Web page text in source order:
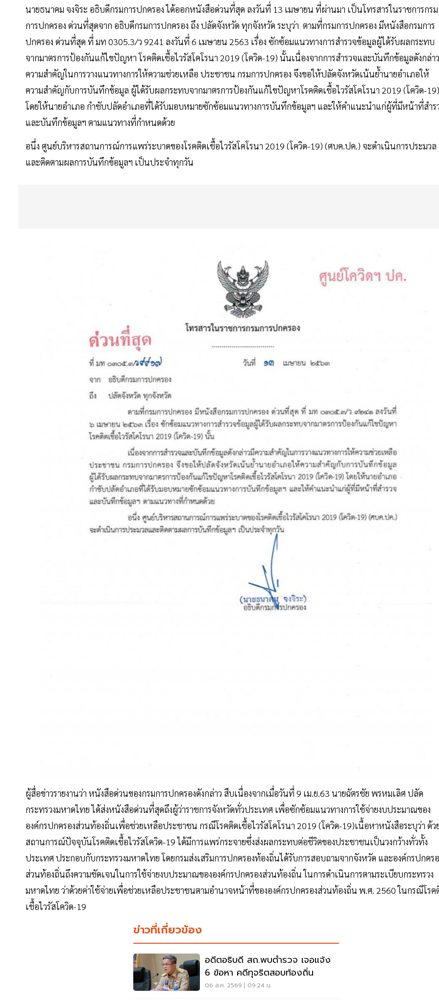
นายธนาคม จงจิระ อธิบดีกรมการปกครอง ได้ออกหนังสือด่วนที่สุด ลงวันที่ 13 เมษายน ที่ผ่านมา เป็นโทรสารในราชการกรม
การปกครอง ด่วนที่สุดจาก อธิบดีกรมการปกครอง ถึง ปลัดจังหวัด ทุกจังหวัด ระบุว่า ตามที่กรมการปกครอง มีหนังสือกรมการ
ปกครอง ด่วนที่สุด ที่ มท 0305.3/ว 9241 ลงวันที่ 6 เมษายน 2563 เรื่อง ซักซ้อมแนวทางการสํารวจข้อมูลผู้ได้รับผลกระทบ
จากมาตรการป้องกันแก้ไขปัญหา โรคติดเชื้อไวรัสโคโรนา 2019 (โควิด-19) นั้นเนื่องจากการสํารวจและบันทึกข้อมูลดังกล่า
ความสําคัญในการวางแนวทางการให้ความช่วยเหลือ ประชาชน กรมการปกครอง จึงขอให้ปลัดจังหวัดเน้นย้ำนายอําเภอให้
ความสําคัญกับการบันทึกข้อมูล ผู้ได้รับผลกระทบจากมาตรการป้องกันแก้ไขปัญหาโรคติดเชื้อไวรัสโคโรนา 2019 (โควิด-19)
โดยให้นายอําเภอ กําชับปลัดอําเภอที่ได้รับมอบหมายซักซ้อมแนวทางการบันทึกข้อมูลฯ และให้คําแนะนําแก่ผู้ที่มีหน้าที่สําร
และบันทึกข้อมูลฯ ตามแนวทางที่กําหนดด้วย
อนึ่ง ศูนย์บริหารสถานการณ์การแพร่ระบาดของโรคติดเชื้อไวรัสโคโรนา 2019 (โควิด-19) (ศบค.ปค.) จะดําเนินการประมวล
และติดตามผลการบันทึกข้อมูลฯ เป็นประจําทุกวัน
ผู้สื่อข่าวรายงานว่า หนังสือด่วนของกรมการปกครองดังกล่าว สืบเนื่องจากเมื่อวันที่ 9 เม.ย.63 นายฉัตรชัย พรหมเลิศ ปลัด
กระทรวงมหาดไทย ได้ส่งหนังสือด่วนที่สุดถึงผู้ว่าราชการจังหวัดทั่วประเทศ เพื่อซักซ้อมแนวทางการใช้จ่ายงบประมาณของ
องค์กรปกครองส่วนท้องถิ่นเพื่อช่วยเหลือประชาชน กรณีโรคติดเชื้อไวรัสโคโรนา 2019 (โควิด-19)เนื้อหาหนังสือระบุว่า ด้ว
สถานการณ์ปัจจุบันโรคติดเชื้อไวรัสโควิด-19 ได้มีการแพร่กระจายซึ่งส่งผลกระทบต่อชีวิตของประชาชนเป็นวงกว้างทั่วทั้ง
ประเทศ ประกอบกับกระทรวงมหาดไทย โดยกรมส่งเสริมการปกครองท้องถิ่นได้รับการสอบถามจากจังหวัด และองค์กรปกคร
ส่วนท้องถิ่นถึงความชัดเจนในการใช้จ่ายงบประมาณขององค์กรปกครองส่วนท้องถิ่น ในการดำเนินการตามระเบียบกระทรวง
มหาดไทย ว่าด้วยค่าใช้จ่ายเพื่อช่วยเหลือประชาชนตามอำนาจหน้าที่ขององค์กรปกครองส่วนท้องถิ่น พ.ศ. 2560 ในกรณีโรค
เชื้อไวรัสโควิด-19
ข่าวที่เกี่ยวข้อง
อดีตอธิบดี สถ.พบตำรวจ เจอแจ้ง
6 ข้อหา คดีทุจริตสอบท้องถิ่น
06 ส.ค. 2569 | 09:24 น.